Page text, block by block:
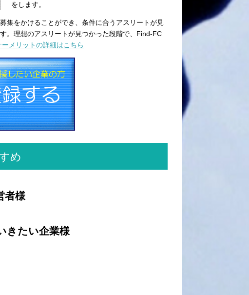
をします。
集をかけることができ、条件に合うアスリートが見
。理想のアスリートが見つかった段階で、Find-FC
ーメリットの詳細はこちら
め
者様
きたい企業様